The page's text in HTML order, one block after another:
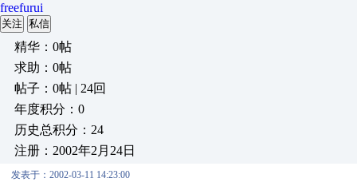
freefurui
关注 私信
精华：0帖
求助：0帖
帖子：0帖 | 24回
年度积分：0
历史总积分：24
注册：2002年2月24日
发表于：2002-03-11 14:23:00